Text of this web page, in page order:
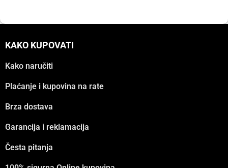
KAKO KUPOVATI
Kako naručiti
Plaćanje i kupovina na rate
Brza dostava
Garancija i reklamacija
Česta pitanja